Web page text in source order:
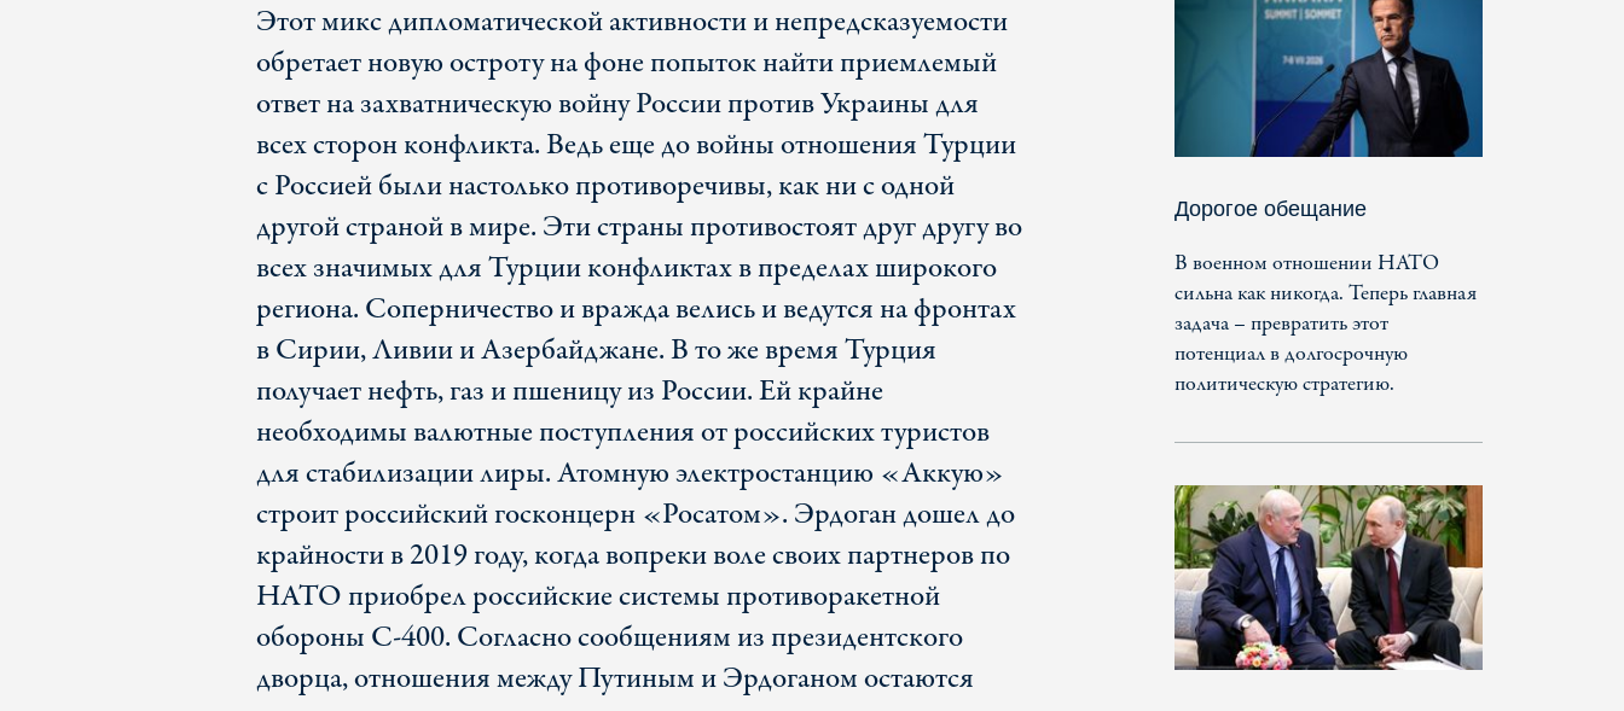
Этот микс дипломатической активности и непредсказуемости
обретает новую остроту на фоне попыток найти приемлемый
ответ на захватническую войну России против Украины для
всех сторон конфликта. Ведь еще до войны отношения Турции
с Россией были настолько противоречивы, как ни с одной
другой страной в мире. Эти страны противостоят друг другу во
всех значимых для Турции конфликтах в пределах широкого
региона. Соперничество и вражда велись и ведутся на фронтах
в Сирии, Ливии и Азербайджане. В то же время Турция
получает нефть, газ и пшеницу из России. Ей крайне
необходимы валютные поступления от российских туристов
для стабилизации лиры. Атомную электростанцию «Аккую»
строит российский госконцерн «Росатом». Эрдоган дошел до
крайности в 2019 году, когда вопреки воле своих партнеров по
НАТО приобрел российские системы противоракетной
обороны С-400. Согласно сообщениям из президентского
дворца, отношения между Путиным и Эрдоганом остаются
Дорогое обещание
В военном отношении НАТО
сильна как никогда. Теперь главная
задача – превратить этот
потенциал в долгосрочную
политическую стратегию.